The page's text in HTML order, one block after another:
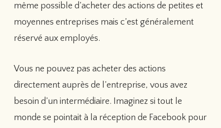
même possible d’acheter des actions de petites et
moyennes entreprises mais c’est généralement
réservé aux employés.
Vous ne pouvez pas acheter des actions
directement auprès de l’entreprise, vous avez
besoin d’un intermédiaire. Imaginez si tout le
monde se pointait à la réception de Facebook pour